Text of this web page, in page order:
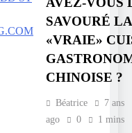
SAVOURÉ LA
«VRAIE»
CHINOISE ?
Béatrice
7 ans
ago
0 1 mins